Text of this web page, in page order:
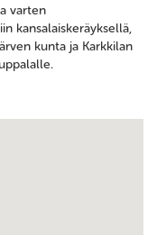
varten
kansalaiskeräyksellä,
kunta ja Karkkilan